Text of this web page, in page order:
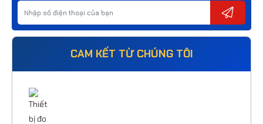
CAM KẾT TỪ CHÚNG TÔI